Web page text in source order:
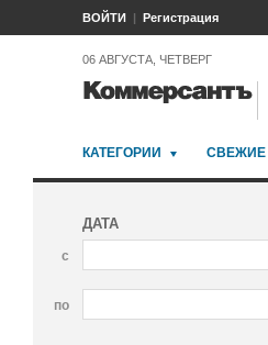
ВОЙТИ Регистрация
06 АВГУСТА, ЧЕТВЕРГ
КАТЕГОРИИ СВЕЖИЕ
ДАТА
с
по